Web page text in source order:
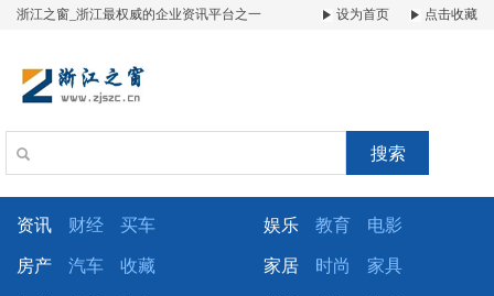
浙江之窗_浙江最权威的企业资讯平台之一 设为首页 点击收藏
搜索
资讯 财经 买车 娱乐 教育 电影
房产 汽车 收藏 家居 时尚 家具